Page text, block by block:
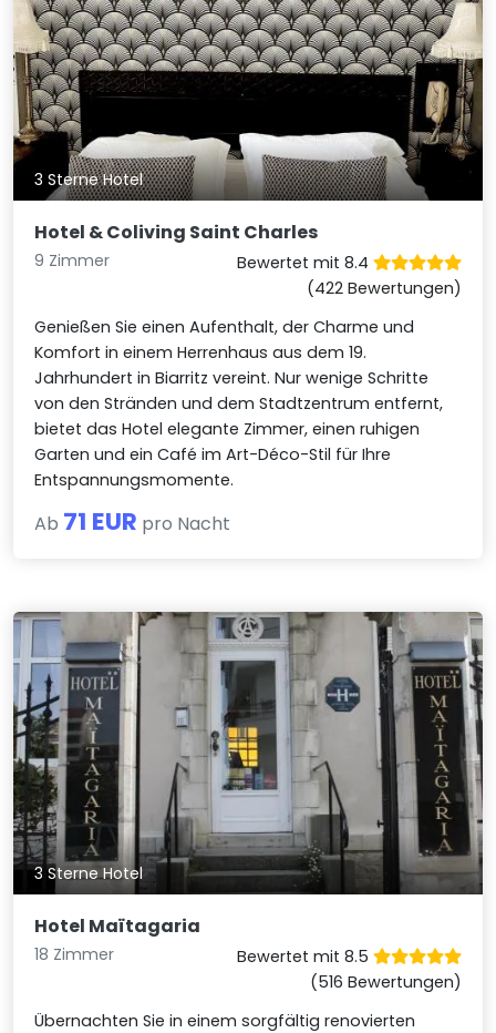
3 Sterne Hotel
Hotel & Coliving Saint Charles
9 Zimmer
Bewertet mit 8.4
(422 Bewertungen)
Genießen Sie einen Aufenthalt, der Charme und
Komfort in einem Herrenhaus aus dem 19.
Jahrhundert in Biarritz vereint. Nur wenige Schritte
von den Stränden und dem Stadtzentrum entfernt,
bietet das Hotel elegante Zimmer, einen ruhigen
Garten und ein Café im Art-Déco-Stil für Ihre
Entspannungsmomente.
Ab 71 EUR pro Nacht
3 Sterne Hotel
Hotel Maïtagaria
18 Zimmer
Bewertet mit 8.5
(516 Bewertungen)
Übernachten Sie in einem sorgfältig renovierten